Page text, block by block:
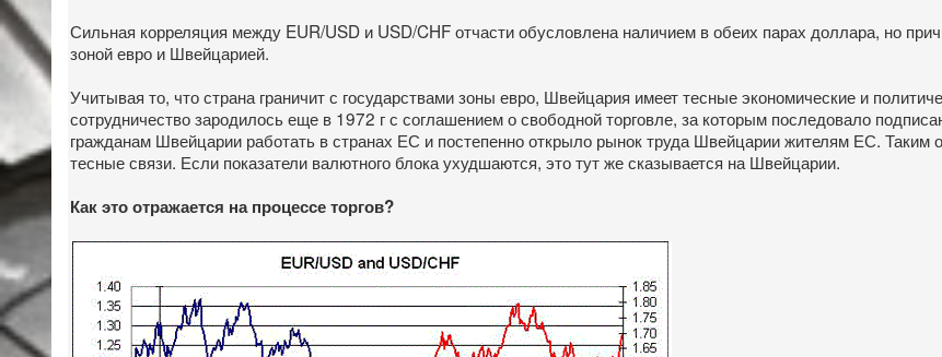
Сильная корреляция между EUR/USD и USD/CHF отчасти обусловлена наличием в обеих парах доллара, но
зоной евро и Швейцарией.
Учитывая то, что страна граничит с государствами зоны евро, Швейцария имеет тесные экономические и
сотрудничество зародилось еще в 1972 г с соглашением о свободной торговле, за которым последовало
гражданам Швейцарии работать в странах ЕС и постепенно открыло рынок труда Швейцарии жителям ЕС.
тесные связи. Если показатели валютного блока ухудшаются, это тут же сказывается на Швейцарии.
Как это отражается на процессе торгов?